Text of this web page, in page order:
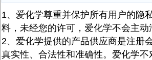
1、爱化学尊重并保护所有用户的隐
料，未经您的许可，爱化学不会主动
2、爱化学提供的产品供应商是注册
真实性、合法性和准确性。爱化学